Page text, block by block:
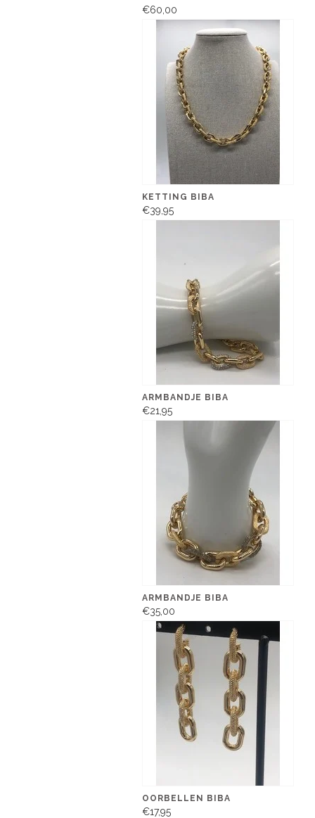
€60,00
KETTING BIBA
€39,95
ARMBANDJE BIBA
€21,95
ARMBANDJE BIBA
€35,00
OORBELLEN BIBA
€17,95